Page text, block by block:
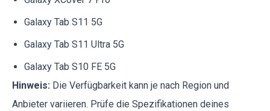
Galaxy Tab S11 5G
Galaxy Tab S11 Ultra 5G
Galaxy Tab S10 FE 5G
Hinweis: Die Verfügbarkeit kann je nach Region und
Anbieter variieren. Prüfe die Spezifikationen deines